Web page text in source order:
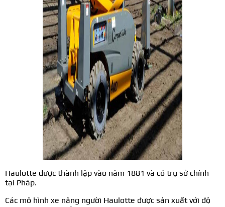
Haulotte được thành lập vào năm 1881 và có trụ sở chính
tại Pháp.
Các mô hình xe nâng người Haulotte được sản xuất với độ